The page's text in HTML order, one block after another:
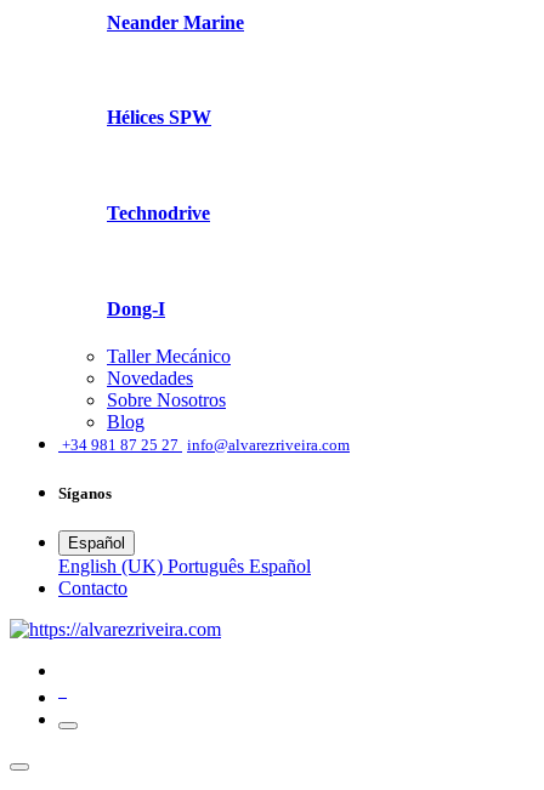
Neander Marine
Hélices SPW
Technodrive
Dong-I
Taller Mecánico
Novedades
Sobre Nosotros
Blog
+34 981 87 25 27 info@alvarezriveira.com
Síganos
Español
English (UK) Português Español
​Contacto